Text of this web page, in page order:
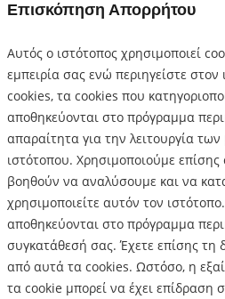
Επισκόπηση Απορρήτου
Αυτός ο ιστότοπος χρησιμοποιεί
εμπειρία σας ενώ περιηγείστε στον
cookies, τα cookies που
αποθηκεύονται στο πρόγραμμα
απαραίτητα για την λειτουργία
ιστότοπου. Χρησιμοποιούμε
βοηθούν να αναλύσουμε και να
χρησιμοποιείτε αυτόν τον ιστότοπο.
αποθηκεύονται στο πρόγραμμα
συγκατάθεσή σας. Έχετε επίσης τη
από αυτά τα cookies. Ωστόσο, η
τα cookie μπορεί να έχει επίδραση